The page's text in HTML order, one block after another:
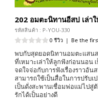
202 อมตะนิทานอีสป เล่า
รหัสสินค้า : P-YOU-330
0 รีวิว | Be the
พบกับสุดยอดนิทานอมตะแสนส
ที่เหมาะเล่าให้ลูกฟังก่อนนอน
จดใจจ่อกับการฟังเรื่องราวอั
สามารถใช้เป็นสื่อในการปรับ
เป็นดั่งสะพานเชื่อมพ่อแม่ไปสู่
รักได้เป็นอย่างดี